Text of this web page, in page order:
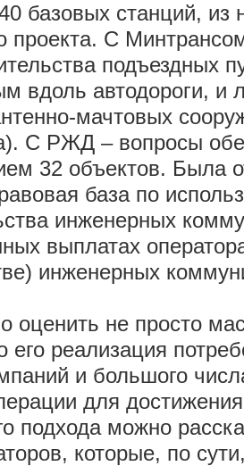
базовых станций,
проекта. С
подъездных
вдоль автодороги, и
мачтовых
С РЖД – вопросы
32 объектов. Была
база по
инженерных
выплатах
инженерных
оценить не просто
его реализация
и большого
для
подхода можно
которые, по